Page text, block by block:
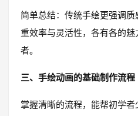
简单总结：传统手绘更强调
重效率与灵活性，各有各的
者。
三、手绘动画的基础制作流程
掌握清晰的流程，能帮初学